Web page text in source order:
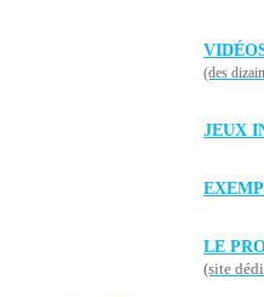
(des
JEUX
LE
(site